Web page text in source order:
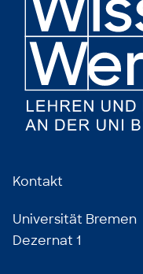
Kontakt
Universität Bremen
Dezernat 1